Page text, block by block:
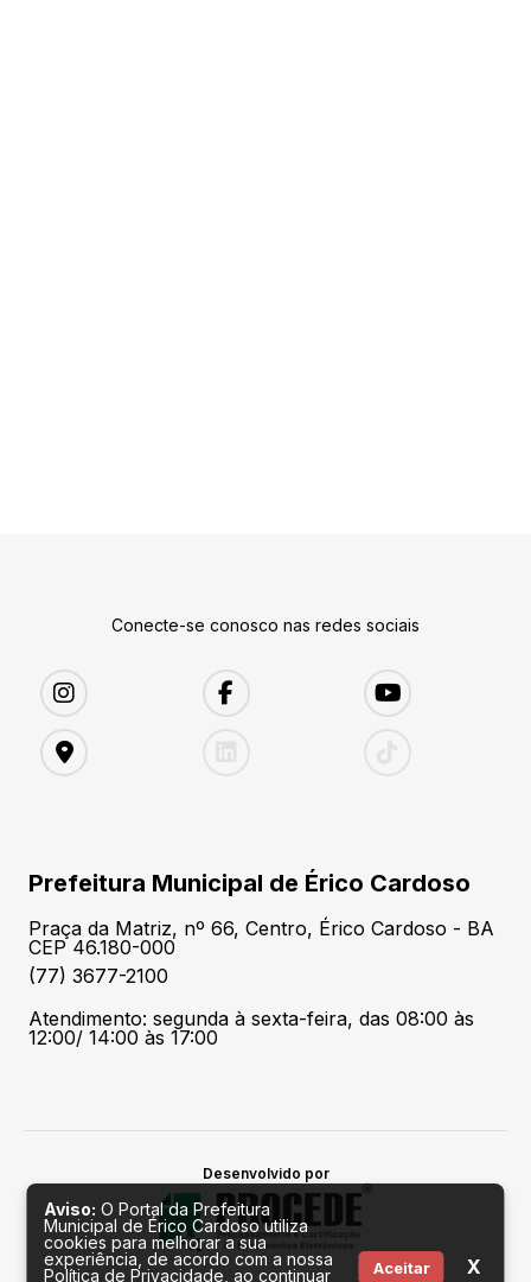
Conecte-se conosco nas redes sociais
Prefeitura Municipal de Érico Cardoso
Praça da Matriz, nº 66, Centro, Érico Cardoso - BA
CEP 46.180-000
(77) 3677-2100
Atendimento: segunda à sexta-feira, das 08:00 às
12:00/ 14:00 às 17:00
Desenvolvido por
Aviso: O Portal da Prefeitura
Municipal de Érico Cardoso utiliza
cookies para melhorar a sua
experiência, de acordo com a nossa
Política de Privacidade, ao continuar
Aceitar X